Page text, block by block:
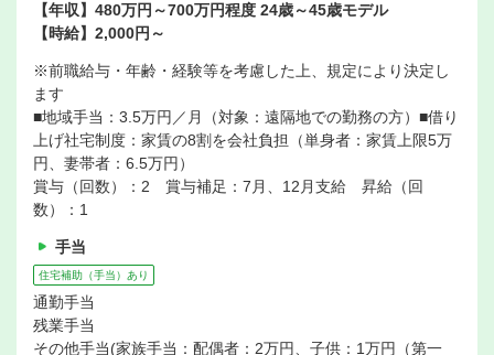
【年収】480万円～700万円程度 24歳～45歳モデル
【時給】2,000円～
※前職給与・年齢・経験等を考慮した上、規定により決定し
ます
■地域手当：3.5万円／月（対象：遠隔地での勤務の方）■借り
上げ社宅制度：家賃の8割を会社負担（単身者：家賃上限5万
円、妻帯者：6.5万円）
賞与（回数）：2 賞与補足：7月、12月支給 昇給（回
数）：1
手当
住宅補助（手当）あり
通勤手当
残業手当
その他手当(家族手当：配偶者：2万円、子供：1万円（第一